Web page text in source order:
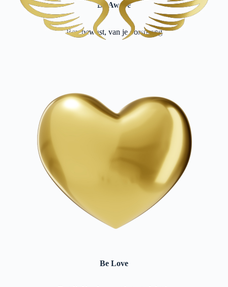
Be Aware
Ben bewust, van je oorsprong
Be Love